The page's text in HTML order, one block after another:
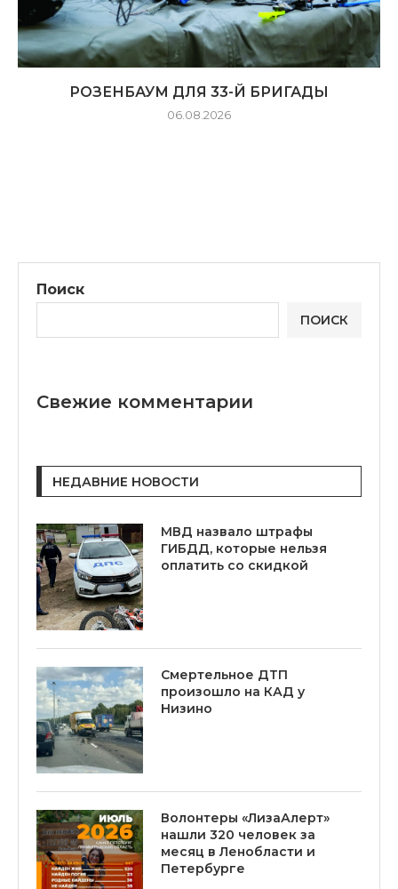
РОЗЕНБАУМ ДЛЯ 33-Й БРИГАДЫ
06.08.2026
Поиск
ПОИСК
Свежие комментарии
НЕДАВНИЕ НОВОСТИ
МВД назвало штрафы
ГИБДД, которые нельзя
оплатить со скидкой
Смертельное ДТП
произошло на КАД у
Низино
Волонтеры «ЛизаАлерт»
нашли 320 человек за
месяц в Ленобласти и
Петербурге